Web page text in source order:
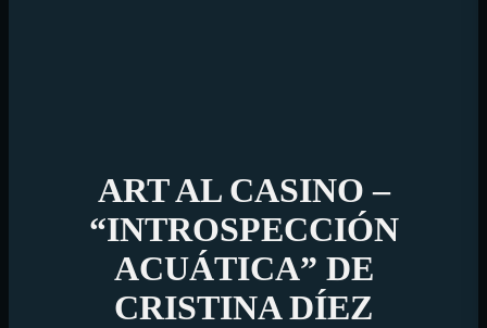
ART AL CASINO –
“INTROSPECCIÓN
ACUÁTICA” DE
CRISTINA DÍEZ